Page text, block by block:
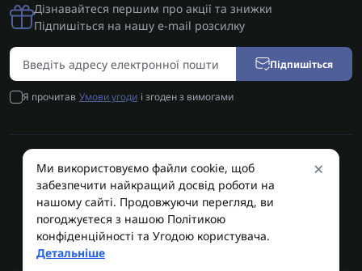
Дізнавайтеся першим про акції та знижки
Підпишіться на нашу e-mail розсилку
Підпишіться
Я прочитав Умови угоди і згоден з вимогами
AUTOSHIFT | Запчастини АКПП | Ремонт АКПП © 2026
AUTOSHIFT
×
Ми використовуємо файли cookie, щоб
забезпечити найкращий досвід роботи на
нашому сайті. Продовжуючи перегляд, ви
погоджуєтеся з нашою Політикою
конфіденційності та Угодою користувача.
Детальніше